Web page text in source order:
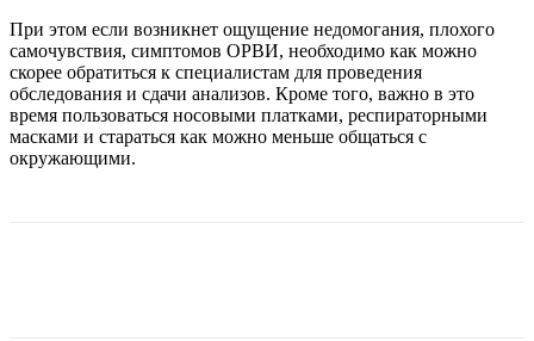
При этом если возникнет ощущение недомогания, плохого
самочувствия, симптомов ОРВИ, необходимо как можно
скорее обратиться к специалистам для проведения
обследования и сдачи анализов. Кроме того, важно в это
время пользоваться носовыми платками, респираторными
масками и стараться как можно меньше общаться с
окружающими.